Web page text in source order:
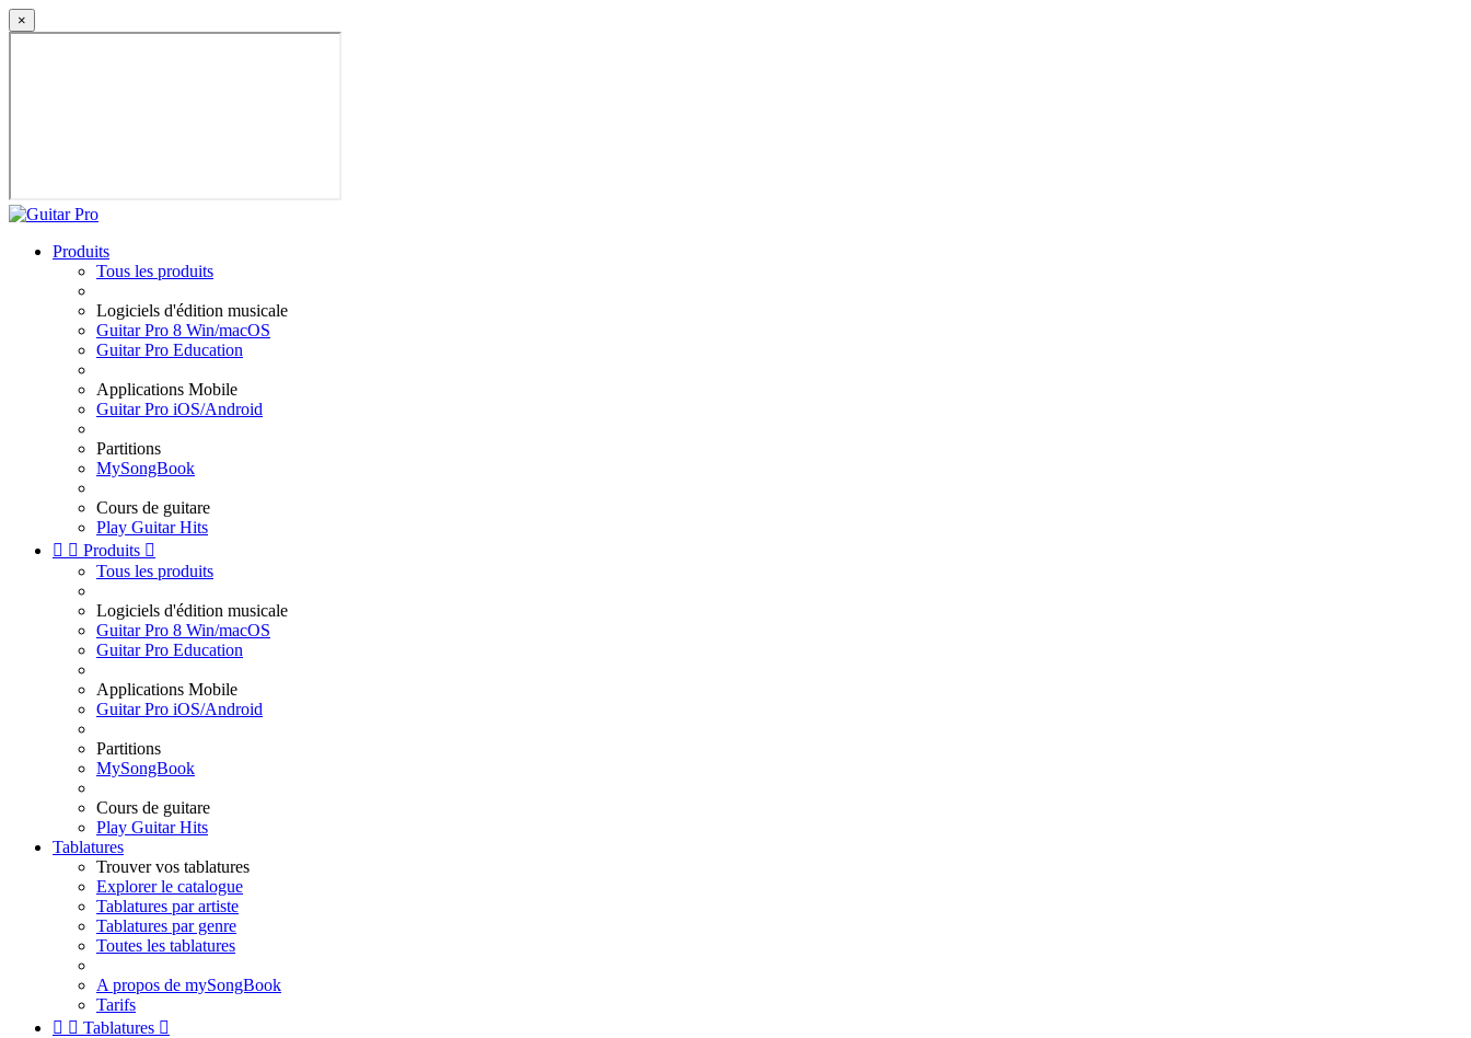
×
Produits
Tous les produits
Logiciels d'édition musicale
Guitar Pro 8 Win/macOS
Guitar Pro Education
Applications Mobile
Guitar Pro iOS/Android
Partitions
MySongBook
Cours de guitare
Play Guitar Hits
  Produits 
Tous les produits
Logiciels d'édition musicale
Guitar Pro 8 Win/macOS
Guitar Pro Education
Applications Mobile
Guitar Pro iOS/Android
Partitions
MySongBook
Cours de guitare
Play Guitar Hits
Tablatures
Trouver vos tablatures
Explorer le catalogue
Tablatures par artiste
Tablatures par genre
Toutes les tablatures
A propos de mySongBook
Tarifs
  Tablatures 